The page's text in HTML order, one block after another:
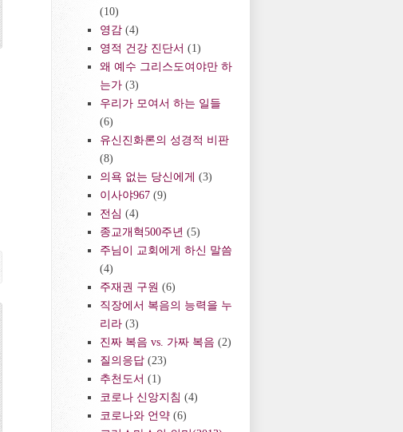
(10)
영감 (4)
영적 건강 진단서 (1)
왜 예수 그리스도여야만 하
는가 (3)
우리가 모여서 하는 일들
(6)
유신진화론의 성경적 비판
(8)
의욕 없는 당신에게 (3)
이사야967 (9)
전심 (4)
종교개혁500주년 (5)
주님이 교회에게 하신 말씀
(4)
주재권 구원 (6)
직장에서 복음의 능력을 누
리라 (3)
진짜 복음 vs. 가짜 복음 (2)
질의응답 (23)
추천도서 (1)
코로나 신앙지침 (4)
코로나와 언약 (6)